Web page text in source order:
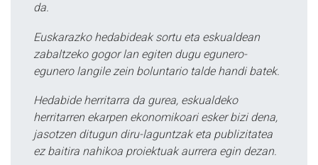
da.
Euskarazko hedabideak sortu eta eskualdean
zabaltzeko gogor lan egiten dugu egunero-
egunero langile zein boluntario talde handi batek.
Hedabide herritarra da gurea, eskualdeko
herritarren ekarpen ekonomikoari esker bizi dena,
jasotzen ditugun diru-laguntzak eta publizitatea
ez baitira nahikoa proiektuak aurrera egin dezan.